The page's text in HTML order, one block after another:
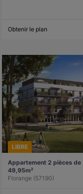
Obtenir le plan
LIBRE
Appartement 2 pièces de
49,95m²
Florange (57190)